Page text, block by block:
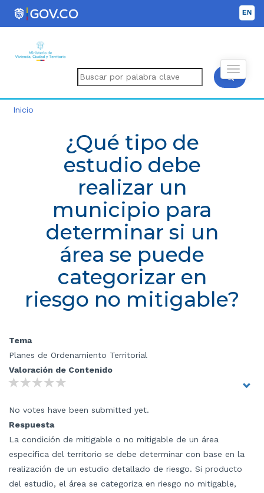
Inicio
¿Qué tipo de
estudio debe
realizar un
municipio para
determinar si un
área se puede
categorizar en
riesgo no mitigable?
Tema
Planes de Ordenamiento Territorial
Valoración de Contenido
No votes have been submitted yet.
Respuesta
La condición de mitigable o no mitigable de un área
específica del territorio se debe determinar con base en la
realización de un estudio detallado de riesgo. Si producto
del estudio, el área se categoriza en riesgo no mitigable,